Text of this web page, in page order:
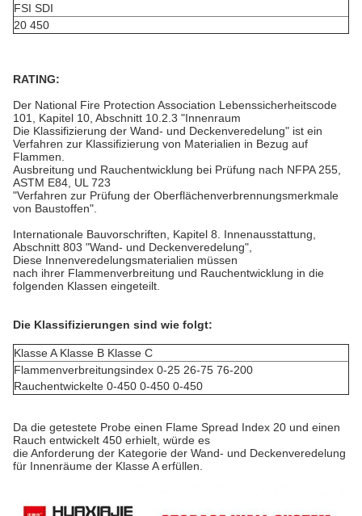
FSI SDI
20 450
RATING:
Der National Fire Protection Association Lebenssicherheitscode
101, Kapitel 10, Abschnitt 10.2.3 "Innenraum
Die Klassifizierung der Wand- und Deckenveredelung" ist ein
Verfahren zur Klassifizierung von Materialien in Bezug auf
Flammen.
Ausbreitung und Rauchentwicklung bei Prüfung nach NFPA 255,
ASTM E84, UL 723
"Verfahren zur Prüfung der Oberflächenverbrennungsmerkmale
von Baustoffen".
Internationale Bauvorschriften, Kapitel 8. Innenausstattung,
Abschnitt 803 "Wand- und Deckenveredelung",
Diese Innenveredelungsmaterialien müssen
nach ihrer Flammenverbreitung und Rauchentwicklung in die
folgenden Klassen eingeteilt.
Die Klassifizierungen sind wie folgt:
Klasse A Klasse B Klasse C
Flammenverbreitungsindex 0-25 26-75 76-200
Rauchentwickelte 0-450 0-450 0-450
Da die getestete Probe einen Flame Spread Index 20 und einen
Rauch entwickelt 450 erhielt, würde es
die Anforderung der Kategorie der Wand- und Deckenveredelung
für Innenräume der Klasse A erfüllen.